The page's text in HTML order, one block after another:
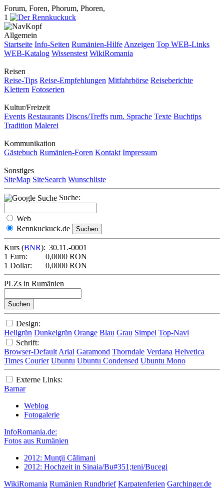
Forum, Foren, Phorum, Phoren,
1
Allgemein
Startseite Info-Seiten Rumänien-Hilfe Anzeigen Top WEB-Links
WEB-Katalog Wissenstest WikiRomania
Reisen
Reise-Tips Reise-Empfehlungen Mitfahrbörse Reiseberichte
Klettern Fotoserien
Kultur/Freizeit
Events Restaurants Discos/Treffs rum. Sprache Texte Buchtips
Tradition Malerei
Kommunikation
Gästebuch Rumänien-Foren Kontakt Impressum
Sonstiges
SiteMap SiteSearch Wunschliste
Suche:
Web
Rennkuckuck.de
Kurs (BNR): 30.11.-0001
1 Euro:
0,0000 RON
1 Dollar:
0,0000 RON
PLZs in Rumänien
Design:
Hellgrün Dunkelgrün Orange Blau Grau Simpel Top-Navi
Schrift:
Browser-Default Arial Garamond Thorndale Verdana Helvetica
Times Courier Ubuntu Ubuntu Condensed Ubuntu Mono
Externe Links:
Barnar
Weblog
Fotogalerie
InfoRomania.de:
Fotos aus Rumänien
2012: Munţii Călimani
2012: Hochzeit in Sinaia/Bu#351;teni/Bucegi
WikiRomania Rumänien Rundbrief Karpatenferien Garchinger.de